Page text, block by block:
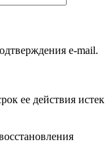
e-mail.
ее действия истек